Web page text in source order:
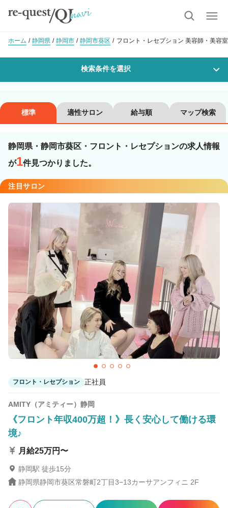
ホーム 静岡県 静岡市 静岡市葵区 フロント・レセプション 美容師・美容
検索条件を選択
沿線・駅を選択 市区町村を選択
静岡市葵区
職種・技能ランク
美容師スタイリスト 美容師アシスタント
カラーリスト フロント・レセプション
ヘアメイク・美容部員 アイリスト
ネイリスト エステティシャン
講師・インストラクター 営業・販売スタッフ・その他
雇用形態
詳細条件
この条件の求人数1 件
標準 適性サロン 給与順 マップ検索
静岡県・静岡市葵区・フロント・レセプションの求人情報
が1件見つかりました。
注目サロン
フロント・レセプション 正社員
AMITY（アミティー）静岡
《フロント年収400万超！》長く安心して働ける環
境♪
月給25万円〜
静岡駅 徒歩15分
静岡県静岡市葵区常磐町2丁目3−13カーサアンフィニ 2F